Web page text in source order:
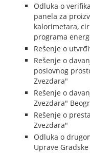
Odluka o
panela za
kalorimetara,
programa
Rešenje o
Rešenje o
poslovnog
Zvezdara"
Rešenje o
Zvezdara"
Rešenje o
Zvezdara"
Odluka o
Uprave